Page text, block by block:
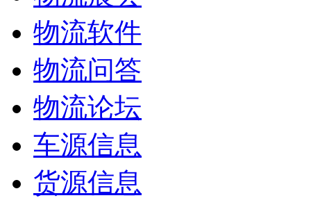
物流软件
物流问答
物流论坛
车源信息
货源信息